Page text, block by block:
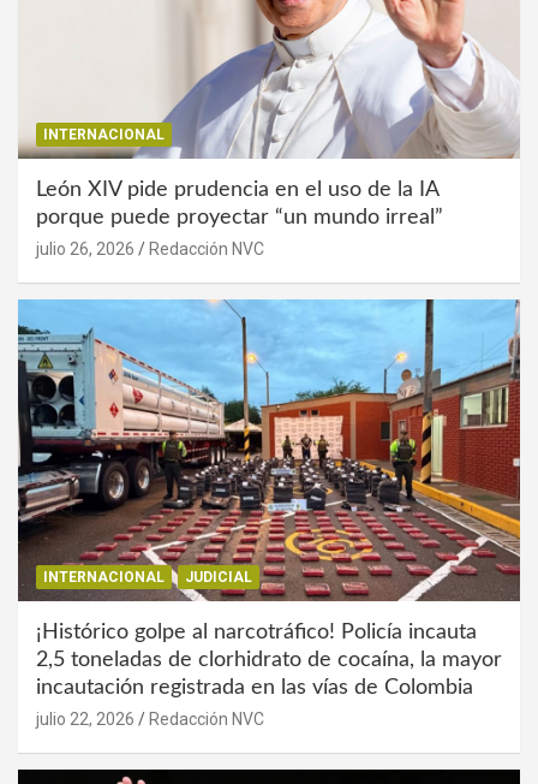
INTERNACIONAL
León XIV pide prudencia en el uso de la IA
porque puede proyectar “un mundo irreal”
julio 26, 2026 Redacción NVC
INTERNACIONAL JUDICIAL
¡Histórico golpe al narcotráfico! Policía incauta
2,5 toneladas de clorhidrato de cocaína, la mayor
incautación registrada en las vías de Colombia
julio 22, 2026 Redacción NVC